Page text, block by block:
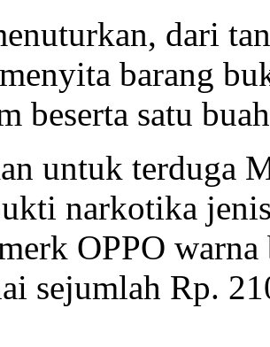
dari
barang
beserta satu
untuk terduga
narkotika
OPPO
sejumlah Rp.